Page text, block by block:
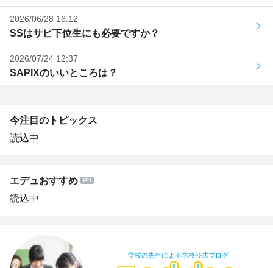
2026/06/28 16:12
SSはサピ下位生にも必要ですか？
2026/07/24 12:37
SAPIXのいいところは？
今注目のトピックス
読込中
エデュおすすめ
読込中
学校の先生による学校公式ブログ